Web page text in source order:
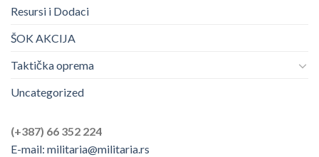
Resursi i Dodaci
ŠOK AKCIJA
Taktička oprema
Uncategorized
(+387) 66 352 224
E-mail: militaria@militaria.rs